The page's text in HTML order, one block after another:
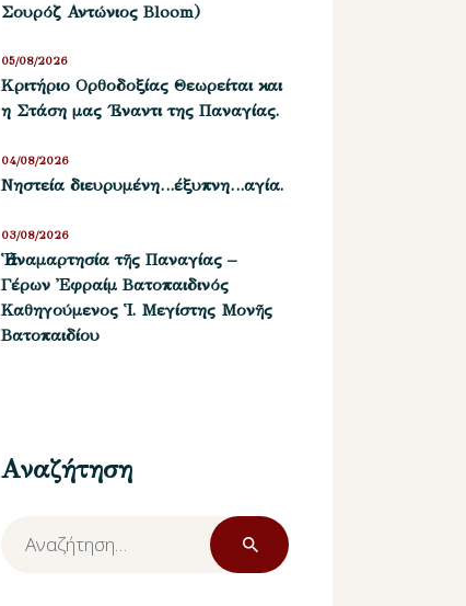
Σουρόζ Αντώνιος Bloom)
Kριτήριο Oρθοδοξίας Θεωρείται και
η Στάση μας ΄Εναντι της Παναγίας.
05/08/2026
Νηστεία διευρυμένη…έξυπνη…αγία.
04/08/2026
Ἡ ἀναμαρτησία τῆς Παναγίας –
Γέρων Ἐφραίμ Βατοπαιδινός
Καθηγούμενος Ἱ. Μεγίστης Μονῆς
Βατοπαιδίου
03/08/2026
Αναζήτηση
Αναζήτηση
για: